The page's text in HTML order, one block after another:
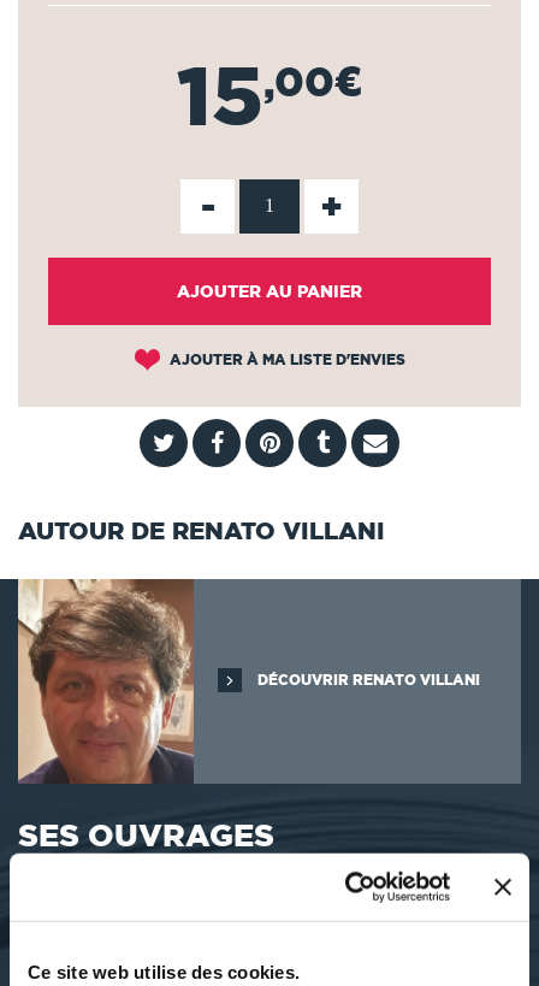
Ce site web utilise des cookies.
15,00€
- +
AJOUTER AU PANIER
AJOUTER À MA LISTE D'ENVIES
AUTOUR DE RENATO VILLANI
DÉCOUVRIR RENATO VILLANI
SES OUVRAGES